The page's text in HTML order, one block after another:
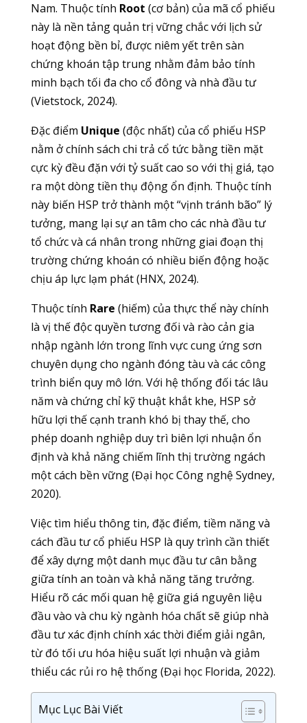
Nam. Thuộc tính Root (cơ bản) của mã cổ phiếu
này là nền tảng quản trị vững chắc với lịch sử
hoạt động bền bỉ, được niêm yết trên sàn
chứng khoán tập trung nhằm đảm bảo tính
minh bạch tối đa cho cổ đông và nhà đầu tư
(Vietstock, 2024).
Đặc điểm Unique (độc nhất) của cổ phiếu HSP
nằm ở chính sách chi trả cổ tức bằng tiền mặt
cực kỳ đều đặn với tỷ suất cao so với thị giá, tạo
ra một dòng tiền thụ động ổn định. Thuộc tính
này biến HSP trở thành một “vịnh tránh bão” lý
tưởng, mang lại sự an tâm cho các nhà đầu tư
tổ chức và cá nhân trong những giai đoạn thị
trường chứng khoán có nhiều biến động hoặc
chịu áp lực lạm phát (HNX, 2024).
Thuộc tính Rare (hiếm) của thực thể này chính
là vị thế độc quyền tương đối và rào cản gia
nhập ngành lớn trong lĩnh vực cung ứng sơn
chuyên dụng cho ngành đóng tàu và các công
trình biển quy mô lớn. Với hệ thống đối tác lâu
năm và chứng chỉ kỹ thuật khắt khe, HSP sở
hữu lợi thế cạnh tranh khó bị thay thế, cho
phép doanh nghiệp duy trì biên lợi nhuận ổn
định và khả năng chiếm lĩnh thị trường ngách
một cách bền vững (Đại học Công nghệ Sydney,
2020).
Việc tìm hiểu thông tin, đặc điểm, tiềm năng và
cách đầu tư cổ phiếu HSP là quy trình cần thiết
để xây dựng một danh mục đầu tư cân bằng
giữa tính an toàn và khả năng tăng trưởng.
Hiểu rõ các mối quan hệ giữa giá nguyên liệu
đầu vào và chu kỳ ngành hóa chất sẽ giúp nhà
đầu tư xác định chính xác thời điểm giải ngân,
từ đó tối ưu hóa hiệu suất lợi nhuận và giảm
thiểu các rủi ro hệ thống (Đại học Florida, 2022).
Mục Lục Bài Viết